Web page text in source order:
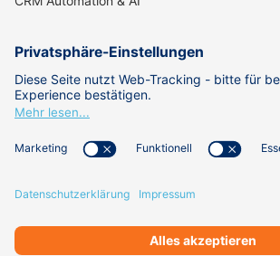
ACADEMY
WISSEN
ÜBER UNS
KARRIERE